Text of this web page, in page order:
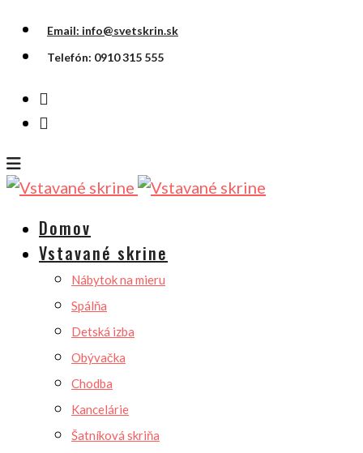
Email: info@svetskrin.sk
Telefón: 0910 315 555
Domov
Vstavané skrine
Nábytok na mieru
Spálňa
Detská izba
Obývačka
Chodba
Kancelárie
Šatníková skriňa